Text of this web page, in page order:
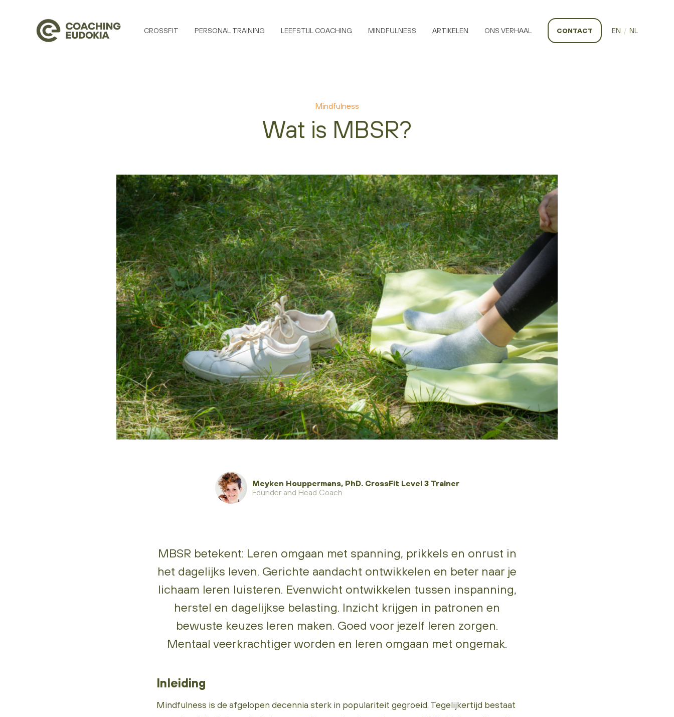
CROSSFIT PERSONAL TRAINING LEEFSTIJL COACHING MINDFULNESS ARTIKELEN ONS VERHAAL CONTACT EN / NL
Mindfulness
Wat is MBSR?
Meyken Houppermans, PhD. CrossFit Level 3 Trainer
Founder and Head Coach
MBSR betekent: Leren omgaan met spanning, prikkels en onrust in
het dagelijks leven. Gerichte aandacht ontwikkelen en beter naar je
lichaam leren luisteren. Evenwicht ontwikkelen tussen inspanning,
herstel en dagelijkse belasting. Inzicht krijgen in patronen en
bewuste keuzes leren maken. Goed voor jezelf leren zorgen.
Mentaal veerkrachtiger worden en leren omgaan met ongemak.
Inleiding
Mindfulness is de afgelopen decennia sterk in populariteit gegroeid. Tegelijkertijd bestaat